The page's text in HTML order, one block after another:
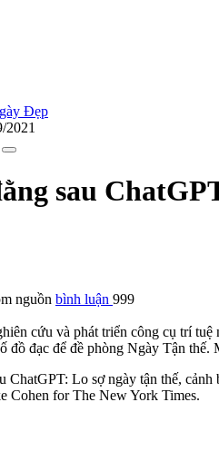
Đẹp
2021
sau
nguồn bình luận 999
cứu và phát triển công cụ trí
đồ đạc để đề phòng Ngày Tận
Cohen for The New York Times.